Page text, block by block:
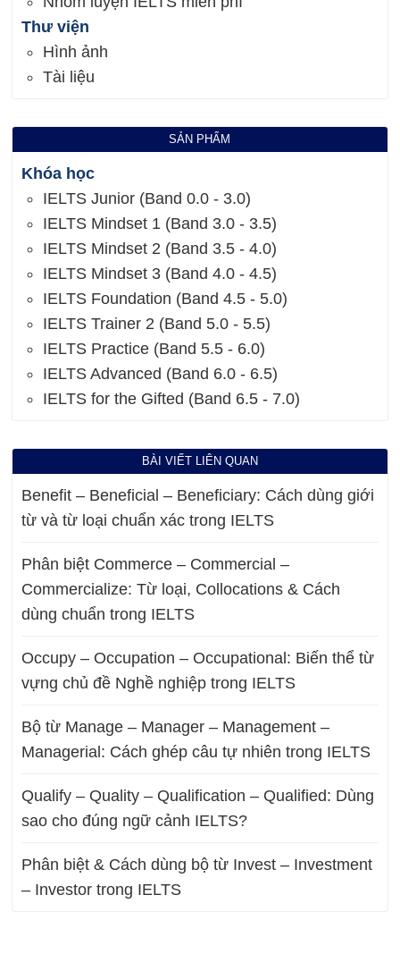
Thư viện
Hình ảnh
Tài liệu
SẢN PHẨM
Khóa học
IELTS Junior (Band 0.0 - 3.0)
IELTS Mindset 1 (Band 3.0 - 3.5)
IELTS Mindset 2 (Band 3.5 - 4.0)
IELTS Mindset 3 (Band 4.0 - 4.5)
IELTS Foundation (Band 4.5 - 5.0)
IELTS Trainer 2 (Band 5.0 - 5.5)
IELTS Practice (Band 5.5 - 6.0)
IELTS Advanced (Band 6.0 - 6.5)
IELTS for the Gifted (Band 6.5 - 7.0)
BÀI VIẾT LIÊN QUAN
Benefit – Beneficial – Beneficiary: Cách dùng giới
từ và từ loại chuẩn xác trong IELTS
Phân biệt Commerce – Commercial –
Commercialize: Từ loại, Collocations & Cách
dùng chuẩn trong IELTS
Occupy – Occupation – Occupational: Biến thể từ
vựng chủ đề Nghề nghiệp trong IELTS
Bộ từ Manage – Manager – Management –
Managerial: Cách ghép câu tự nhiên trong IELTS
Qualify – Quality – Qualification – Qualified: Dùng
sao cho đúng ngữ cảnh IELTS?
Phân biệt & Cách dùng bộ từ Invest – Investment
– Investor trong IELTS